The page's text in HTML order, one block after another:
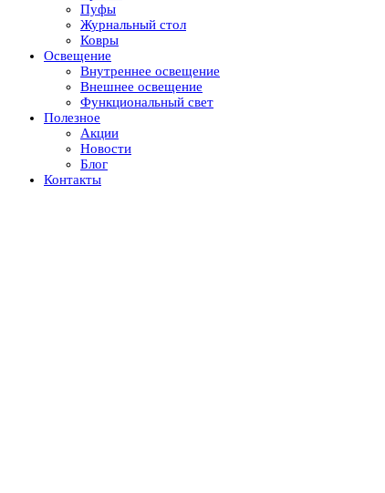
Пуфы
Журнальный стол
Ковры
Освещение
Внутреннее освещение
Внешнее освещение
Функциональный свет
Полезное
Акции
Новости
Блог
Контакты